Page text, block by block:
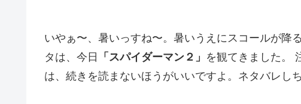
いやぁ〜、暑いっすね〜。暑いうえにスコールが降
タは、今日
「スパイダーマン２」 を観てきました。
は、続きを読まないほうがいいですよ。ネタバレし